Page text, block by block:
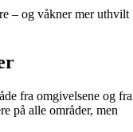
– og våkner mer uthvilt
fra omgivelsene og fra
på alle områder, men